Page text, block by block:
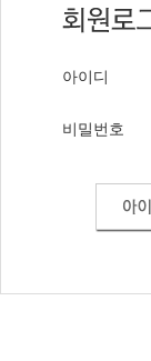
아이디
비밀번호